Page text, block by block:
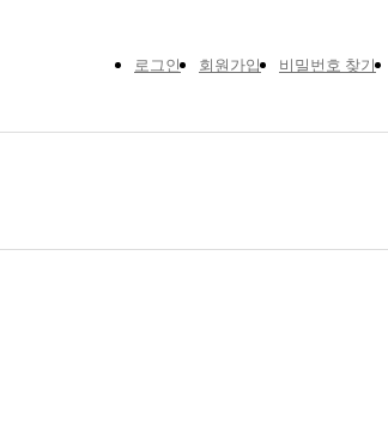
로그인 회원가입 비밀번호 찾기